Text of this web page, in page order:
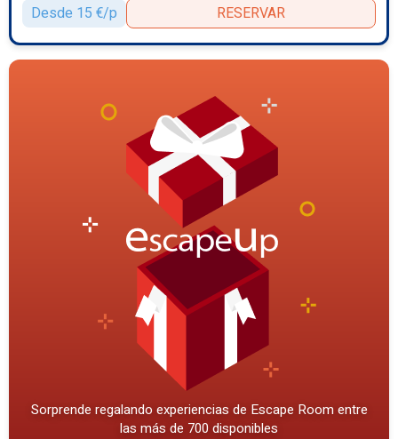
Desde 15 €/p
RESERVAR
Sorprende regalando experiencias de Escape Room entre
las más de 700 disponibles